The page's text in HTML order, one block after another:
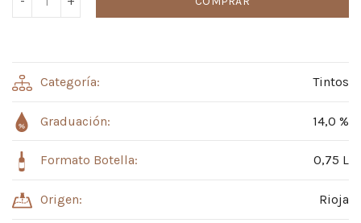
Categoría: Tintos
Graduación: 14,0 %
Formato Botella: 0,75 L
Origen: Rioja